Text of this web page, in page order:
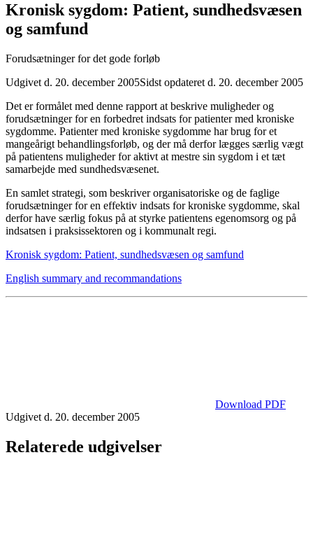
Kronisk sygdom: Patient, sundhedsvæsen
og samfund
Forudsætninger for det gode forløb
Udgivet d. 20. december 2005Sidst opdateret d. 20. december 2005
Det er formålet med denne rapport at beskrive muligheder og
forudsætninger for en forbedret indsats for patienter med kroniske
sygdomme. Patienter med kroniske sygdomme har brug for et
mangeårigt behandlingsforløb, og der må derfor lægges særlig vægt
på patientens muligheder for aktivt at mestre sin sygdom i et tæt
samarbejde med sundhedsvæsenet.
En samlet strategi, som beskriver organisatoriske og de faglige
forudsætninger for en effektiv indsats for kroniske sygdomme, skal
derfor have særlig fokus på at styrke patientens egenomsorg og på
indsatsen i praksissektoren og i kommunalt regi.
Kronisk sygdom: Patient, sundhedsvæsen og samfund
English summary and recommandations
Download PDF
Udgivet d. 20. december 2005
Relaterede udgivelser